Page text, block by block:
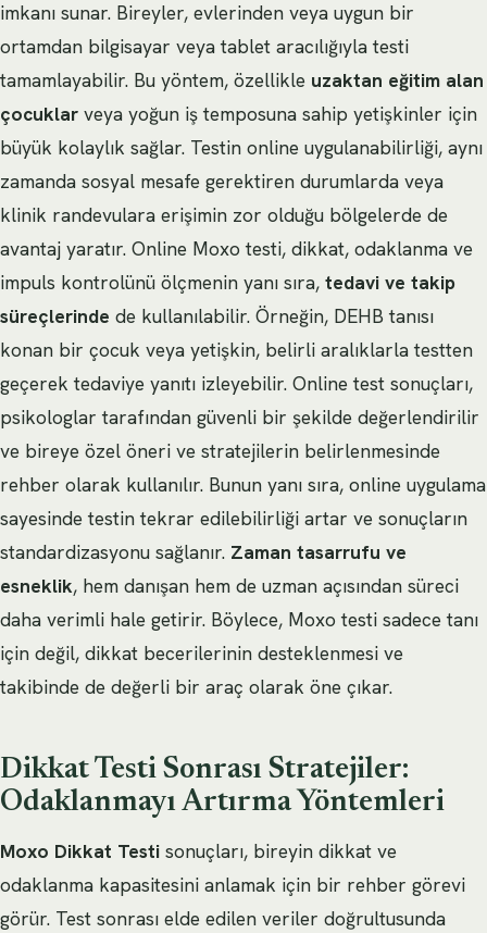
imkanı sunar. Bireyler, evlerinden veya uygun bir
ortamdan bilgisayar veya tablet aracılığıyla testi
tamamlayabilir. Bu yöntem, özellikle uzaktan eğitim alan
çocuklar veya yoğun iş temposuna sahip yetişkinler için
büyük kolaylık sağlar. Testin online uygulanabilirliği, aynı
zamanda sosyal mesafe gerektiren durumlarda veya
klinik randevulara erişimin zor olduğu bölgelerde de
avantaj yaratır. Online Moxo testi, dikkat, odaklanma ve
impuls kontrolünü ölçmenin yanı sıra, tedavi ve takip
süreçlerinde de kullanılabilir. Örneğin, DEHB tanısı
konan bir çocuk veya yetişkin, belirli aralıklarla testten
geçerek tedaviye yanıtı izleyebilir. Online test sonuçları,
psikologlar tarafından güvenli bir şekilde değerlendirilir
ve bireye özel öneri ve stratejilerin belirlenmesinde
rehber olarak kullanılır. Bunun yanı sıra, online uygulama
sayesinde testin tekrar edilebilirliği artar ve sonuçların
standardizasyonu sağlanır. Zaman tasarrufu ve
esneklik, hem danışan hem de uzman açısından süreci
daha verimli hale getirir. Böylece, Moxo testi sadece tanı
için değil, dikkat becerilerinin desteklenmesi ve
takibinde de değerli bir araç olarak öne çıkar.
Dikkat Testi Sonrası Stratejiler:
Odaklanmayı Artırma Yöntemleri
Moxo Dikkat Testi sonuçları, bireyin dikkat ve
odaklanma kapasitesini anlamak için bir rehber görevi
görür. Test sonrası elde edilen veriler doğrultusunda